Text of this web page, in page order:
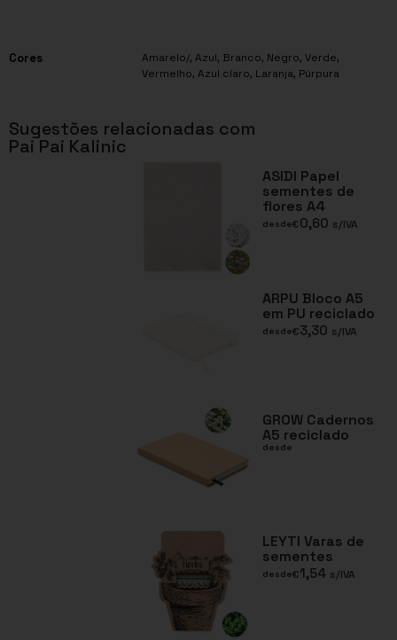
Cores Amarelo/, Azul, Branco, Negro, Verde,
Vermelho, Azul claro, Laranja, Púrpura
Sugestões relacionadas com
Pai Pai Kalinic
ASIDI Papel
sementes de
flores A4
desde€0,60 s/IVA
ARPU Bloco A5
em PU reciclado
desde€3,30 s/IVA
GROW Cadernos
A5 reciclado
desde
LEYTI Varas de
sementes
desde€1,54 s/IVA